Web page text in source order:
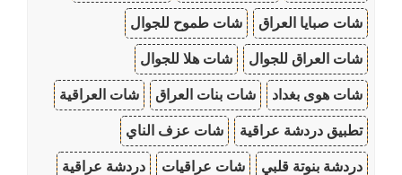
شات صبايا العراق شات طموح للجوال
شات العراق للجوال شات هلا للجوال
شات هوى بغداد شات بنات العراق شات العراقية
تطبيق دردشة عراقية شات عزف الناي
دردشة بنوتة قلبي شات عراقيات دردشة عراقية